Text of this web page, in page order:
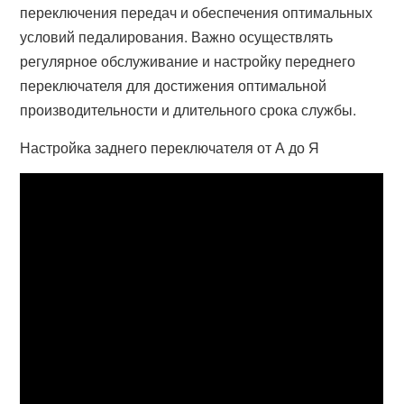
переключения передач и обеспечения оптимальных
условий педалирования. Важно осуществлять
регулярное обслуживание и настройку переднего
переключателя для достижения оптимальной
производительности и длительного срока службы.
Настройка заднего переключателя от А до Я